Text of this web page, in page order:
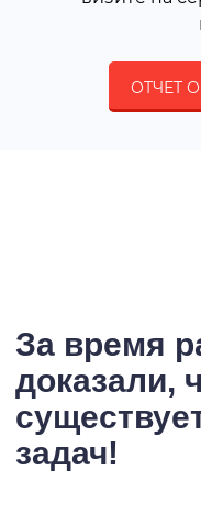
ОТЧЕТ
За время
доказали,
задач!